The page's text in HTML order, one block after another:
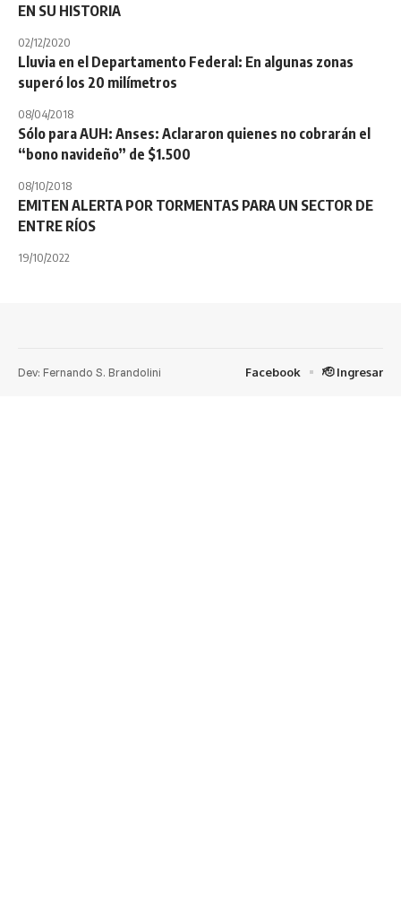
EN SU HISTORIA
02/12/2020
Lluvia en el Departamento Federal: En algunas zonas
superó los 20 milímetros
08/04/2018
Sólo para AUH: Anses: Aclararon quienes no cobrarán el
“bono navideño” de $1.500
08/10/2018
EMITEN ALERTA POR TORMENTAS PARA UN SECTOR DE
ENTRE RÍOS
19/10/2022
Dev: Fernando S. Brandolini Facebook 🫡 Ingresar